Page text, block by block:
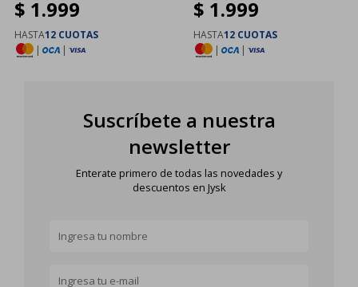
$ 1.999
HASTA12 CUOTAS
|
|
$ 1.999
HASTA12 CUOTAS
|
|
Suscríbete a nuestra
newsletter
Enterate primero de todas las novedades y
descuentos en Jysk